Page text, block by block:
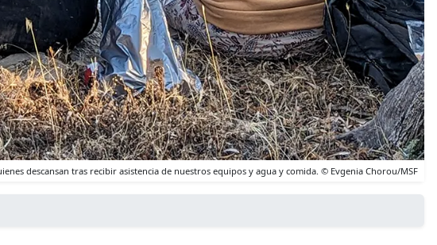
descansan tras recibir asistencia de nuestros equipos y agua y comida. © Evgenia Chorou/MSF